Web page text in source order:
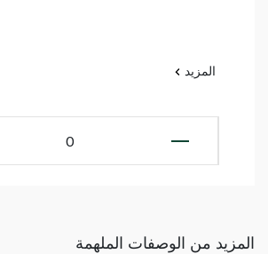
المزيد
0
المزيد من الوصفات الملهمة